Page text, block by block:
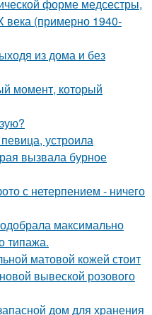
форме медсестры,
века (примерно 1940-
из дома и без
момент, который
устроила
вызвала бурное
с нетерпением - ничего
максимально
типажа.
матовой кожей стоит
вывеской розового
дом для хранения